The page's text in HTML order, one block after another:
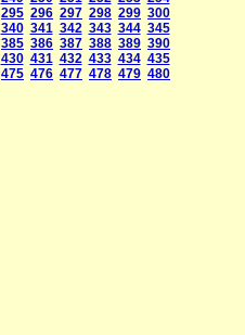
295 296 297 298 299 300
340 341 342 343 344 345
385 386 387 388 389 390
430 431 432 433 434 435
475 476 477 478 479 480